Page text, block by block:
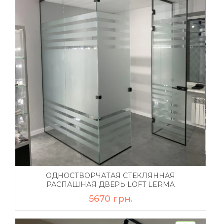
ОДНОСТВОРЧАТАЯ СТЕКЛЯННАЯ
РАСПАШНАЯ ДВЕРЬ LOFT LERMA
5670 грн.